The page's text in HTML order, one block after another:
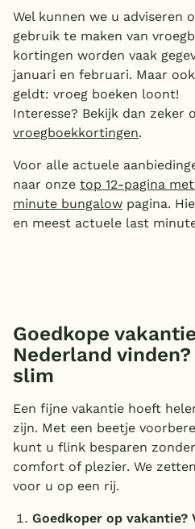
Wel kunnen we u adviseren
gebruik te maken van
kortingen worden vaak
januari en februari. Maar
geldt: vroeg boeken loont!
Interesse? Bekijk dan zeker
vroegboekkortingen.
Voor alle actuele
naar onze top 12-pagina
minute bungalow pagina.
en meest actuele last
Goedkope
Nederland
slim
Een fijne vakantie hoeft
zijn. Met een beetje
kunt u flink besparen
comfort of plezier. We
voor u op een rij.
Goedkoper op vakantie?